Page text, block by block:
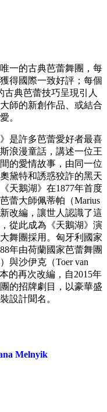
一的古典芭蕾舞團，每
得國際一致好評；每個
古典芭蕾技巧呈現引人
師的新創作品、或結合
。
是許多芭蕾愛好者最喜
浪漫童話，講述一位王
的愛情故事，由同一位
黛特和誘惑狡詐的黑天
天鵝湖》在1877年首度
蕾大師佩蒂帕（Marius
改編，讓世人認識了這
從此成為《天鵝湖》演
舞團採用。匈牙利國家
年由荷蘭國家芭蕾舞團
與沙伊克（Toer van
的再次改編，自2015年
的招牌劇目，以豪華盛
設計聞名。
Melnyik